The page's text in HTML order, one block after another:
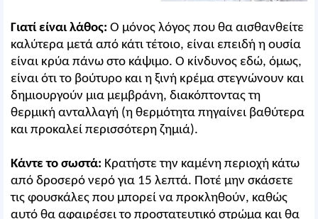
Γιατί είναι λάθος: Ο μόνος λόγος που θα αισθανθείτε
καλύτερα μετά από κάτι τέτοιο, είναι επειδή η ουσία
είναι κρύα πάνω στο κάψιμο. Ο κίνδυνος εδώ, όμως,
είναι ότι το βούτυρο και η ξινή κρέμα στεγνώνουν και
δημιουργούν μια μεμβράνη, διακόπτοντας τη
θερμική ανταλλαγή (η θερμότητα πηγαίνει βαθύτερα
και προκαλεί περισσότερη ζημιά).
Κάντε το σωστά: Κρατήστε την καμένη περιοχή κάτω
από δροσερό νερό για 15 λεπτά. Ποτέ μην σκάσετε
τις φουσκάλες που μπορεί να προκληθούν, καθώς
αυτό θα αφαιρέσει το προστατευτικό στρώμα και θα